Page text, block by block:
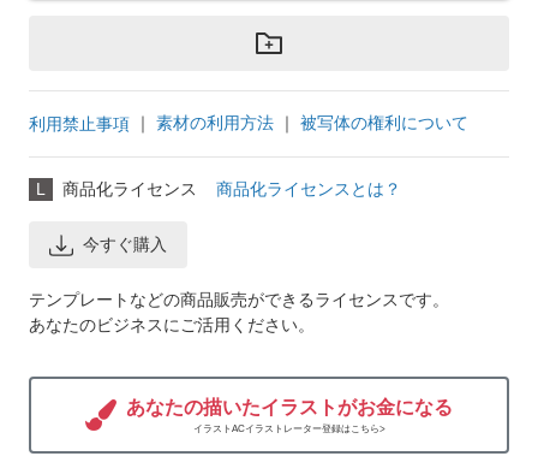
利用禁止事項 ｜ 素材の利用方法 ｜ 被写体の権利について
L 商品化ライセンス 商品化ライセンスとは？
今すぐ購入
テンプレートなどの商品販売ができるライセンスです。
あなたのビジネスにご活用ください。
あなたの描いたイラストがお金になる
イラストACイラストレーター登録はこちら>